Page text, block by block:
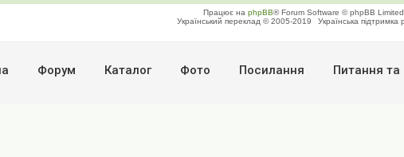
Працює на phpBB® Forum Software © phpBB Limited
Український переклад © 2005-2019
Українська підтримка
Форум Каталог Фото Посилання Питання